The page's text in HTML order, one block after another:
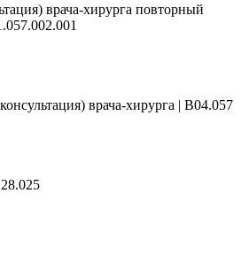
врача-хирурга повторный
врача-хирурга | B04.057